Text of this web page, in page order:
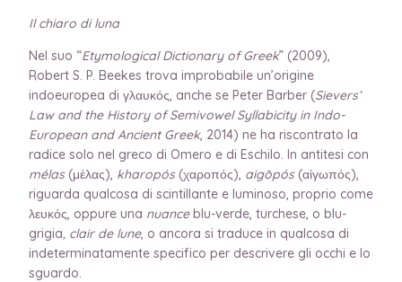
Il chiaro di luna
Nel suo “Etymological Dictionary of Greek” (2009),
Robert S. P. Beekes trova improbabile un’origine
indoeuropea di γλαυκός, anche se Peter Barber (Sievers’
Law and the History of Semivowel Syllabicity in Indo-
European and Ancient Greek, 2014) ne ha riscontrato la
radice solo nel greco di Omero e di Eschilo. In antitesi con
mélas(μέλας), kharopós(χαροπός), aigōpós(αἰγωπός),
riguarda qualcosa di scintillante e luminoso, proprio come
λευκός, oppure una nuanceblu-verde, turchese, o blu-
grigia, clair de lune, o ancora si traduce in qualcosa di
indeterminatamente specifico per descrivere gli occhi e lo
sguardo.